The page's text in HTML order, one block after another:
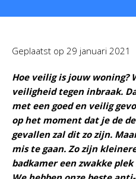
Geplaatst op 29 januari 2021
Hoe veilig is jouw woning?
veiligheid tegen inbraak.
met een goed en veilig
op het moment dat je de
gevallen zal dit zo zijn.
mis te gaan. Zo zijn
badkamer een zwakke